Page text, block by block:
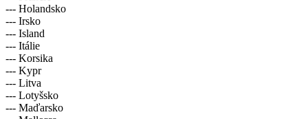
--- Holandsko
--- Irsko
--- Island
--- Itálie
--- Korsika
--- Kypr
--- Litva
--- Lotyšsko
--- Maďarsko